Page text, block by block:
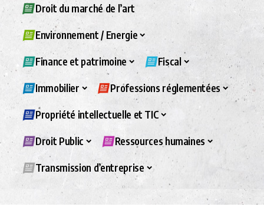
Droit du marché de l’art
Environnement / Energie
Finance et patrimoine Fiscal
Immobilier Professions réglementées
Propriété intellectuelle et TIC
Droit Public Ressources humaines
Transmission d’entreprise